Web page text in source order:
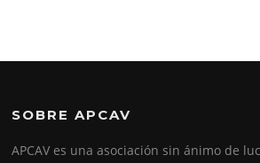
SOBRE APCAV
APCAV es una asociación sin ánimo de